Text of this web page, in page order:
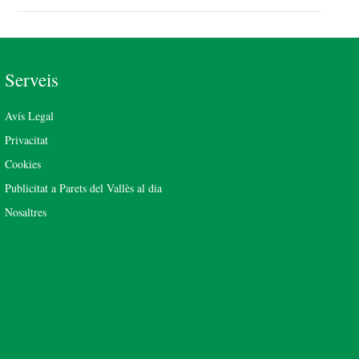
Serveis
Avís Legal
Privacitat
Cookies
Publicitat a Parets del Vallès al dia
Nosaltres